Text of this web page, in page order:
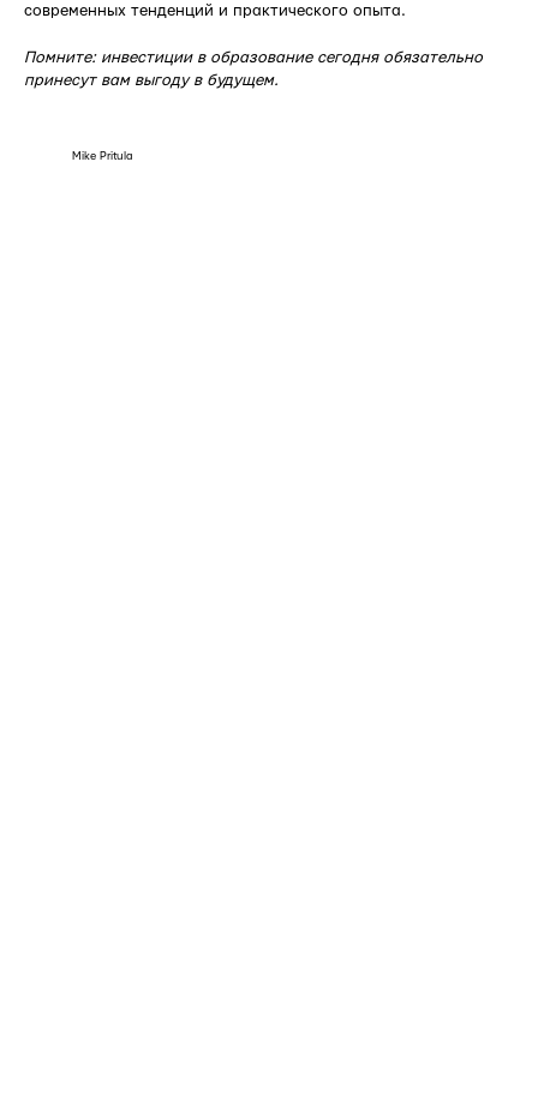
современных тенденций и практического опыта.
Помните: инвестиции в образование сегодня обязательно
принесут вам выгоду в будущем.
Mike Pritula